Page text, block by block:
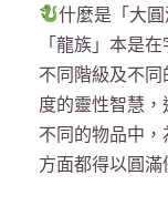
淨
化
，
龍
能
量
什麼是「大
「龍族」本是
不同階級及不
度的靈性智慧
不同的物品中
方面都得以圓滿